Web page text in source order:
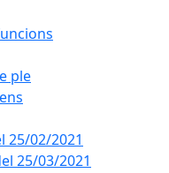
ple
25/02/2021
25/03/2021